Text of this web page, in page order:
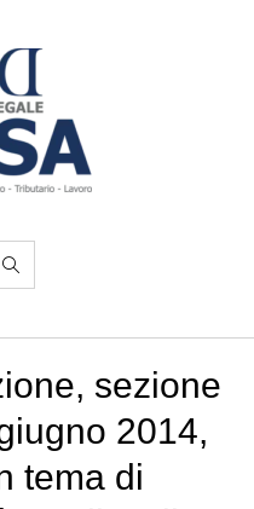
sezione
2014,
tema di